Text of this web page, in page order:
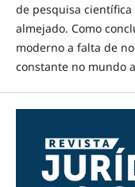
de pesquisa
almejado. Como
moderno a falta de
constante no mundo